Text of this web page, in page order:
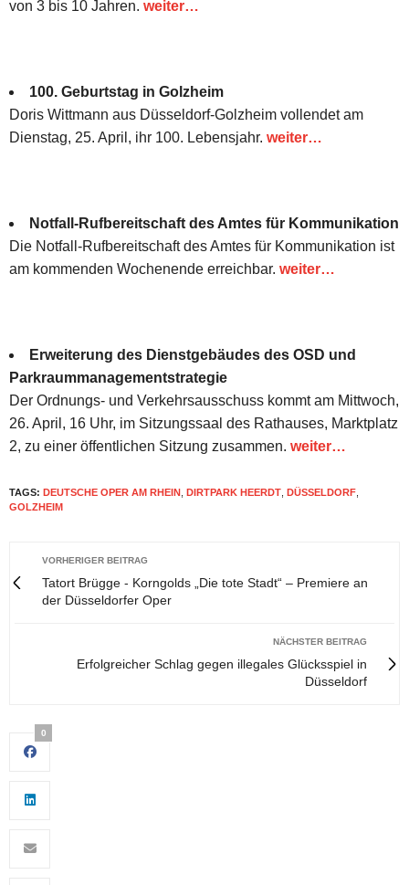
von 3 bis 10 Jahren. weiter…
100. Geburtstag in Golzheim
Doris Wittmann aus Düsseldorf-Golzheim vollendet am
Dienstag, 25. April, ihr 100. Lebensjahr. weiter…
Notfall-Rufbereitschaft des Amtes für Kommunikation
Die Notfall-Rufbereitschaft des Amtes für Kommunikation ist
am kommenden Wochenende erreichbar. weiter…
Erweiterung des Dienstgebäudes des OSD und
Parkraummanagementstrategie
Der Ordnungs- und Verkehrsausschuss kommt am Mittwoch,
26. April, 16 Uhr, im Sitzungssaal des Rathauses, Marktplatz
2, zu einer öffentlichen Sitzung zusammen. weiter…
TAGS: DEUTSCHE OPER AM RHEIN DIRTPARK HEERDT DÜSSELDORF
GOLZHEIM
VORHERIGER BEITRAG
Tatort Brügge - Korngolds „Die tote Stadt“ – Premiere an
der Düsseldorfer Oper
NÄCHSTER BEITRAG
Erfolgreicher Schlag gegen illegales Glücksspiel in
Düsseldorf
0